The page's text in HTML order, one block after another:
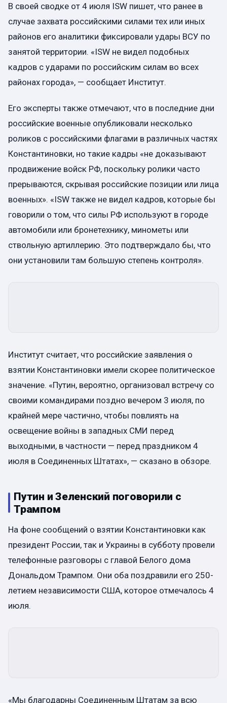
В своей сводке от 4 июля ISW пишет, что ранее в
случае захвата российскими силами тех или иных
районов его аналитики фиксировали удары ВСУ по
занятой территории. «ISW не видел подобных
кадров с ударами по российским силам во всех
районах города», — сообщает Институт.
Его эксперты также отмечают, что в последние дни
российские военные опубликовали несколько
роликов с российскими флагами в различных частях
Константиновки, но такие кадры «не доказывают
продвижение войск РФ, поскольку ролики часто
прерываются, скрывая российские позиции или лица
военных». «ISW также не видел кадров, которые бы
говорили о том, что силы РФ используют в городе
автомобили или бронетехнику, минометы или
ствольную артиллерию. Это подтверждало бы, что
они установили там большую степень контроля».
Институт считает, что российские заявления о
взятии Константиновки имели скорее политическое
значение. «Путин, вероятно, организовал встречу со
своими командирами поздно вечером 3 июля, по
крайней мере частично, чтобы повлиять на
освещение войны в западных СМИ перед
выходными, в частности — перед праздником 4
июля в Соединенных Штатах», — сказано в обзоре.
Путин и Зеленский поговорили с
Трампом
На фоне сообщений о взятии Константиновки как
президент России, так и Украины в субботу провели
телефонные разговоры с главой Белого дома
Дональдом Трампом. Они оба поздравили его 250-
летием независимости США, которое отмечалось 4
июля.
«Мы благодарны Соединенным Штатам за всю